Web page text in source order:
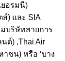
ยอรมนี)
ส์) และ SIA
มบริษัทสายการ
นด์) ,Thai Air
ชน) หรือ ‘บาง